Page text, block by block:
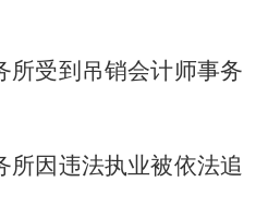
所受到吊销会计师事务
所因违法执业被依法追